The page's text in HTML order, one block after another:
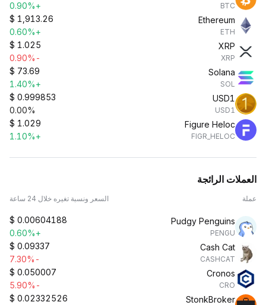
BTC
+0.90%
Ethereum
ETH
$ 1,913.26
+0.60%
XRP
XRP
$ 1.025
-0.90%
Solana
SOL
$ 73.69
+1.40%
USD1
USD1
$ 0.999853
0.00%
Figure Heloc
FIGR_HELOC
$ 1.029
+1.10%
العملات الرائجة
عملة السعر ونسبة تغيره خلال 24 ساعة
Pudgy Penguins
PENGU
$ 0.00604188
+0.60%
Cash Cat
CASHCAT
$ 0.09337
-7.30%
Cronos
CRO
$ 0.050007
-5.90%
StonkBroker
$ 0.02332526